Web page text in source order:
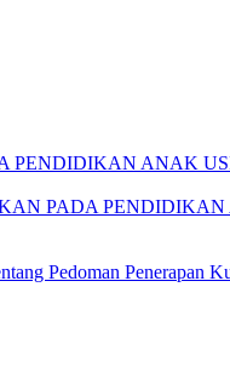
PENDIDIKAN ANAK
PADA
Pedoman Penerapan